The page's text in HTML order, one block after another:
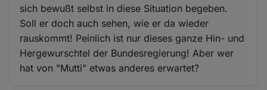
sich bewußt selbst in diese Situation begeben.
Soll er doch auch sehen, wie er da wieder
rauskommt! Peinlich ist nur dieses ganze Hin- und
Hergewurschtel der Bundesregierung! Aber wer
hat von "Mutti" etwas anderes erwartet?